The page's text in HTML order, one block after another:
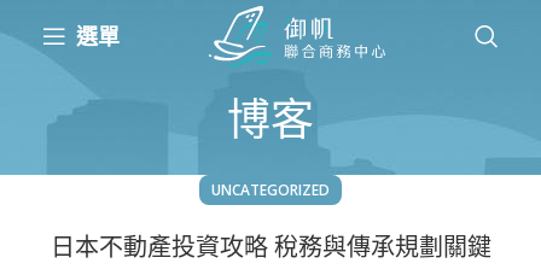
選單
博客
UNCATEGORIZED
日本不動產投資攻略 稅務與傳承規劃關鍵